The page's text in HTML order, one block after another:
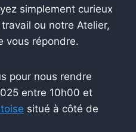
simplement curieux
ou notre Atelier,
vous répondre.
pour nous rendre
entre 10h00 et
situé à côté de